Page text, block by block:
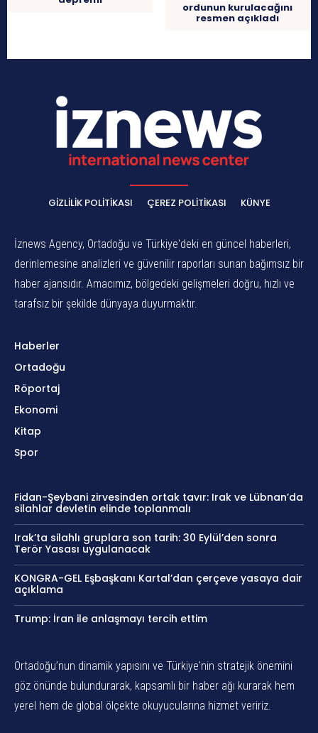
ordunun kurulacağını
resmen açıkladı
GIZLILIK POLITIKASI ÇEREZ POLITIKASI KÜNYE
İznews Agency, Ortadoğu ve Türkiye'deki en güncel haberleri,
derinlemesine analizleri ve güvenilir raporları sunan bağımsız bir
haber ajansıdır. Amacımız, bölgedeki gelişmeleri doğru, hızlı ve
tarafsız bir şekilde dünyaya duyurmaktır.
Haberler
Ortadoğu
Röportaj
Ekonomi
Kitap
Spor
Fidan-Şeybani zirvesinden ortak tavır: Irak ve Lübnan’da
silahlar devletin elinde toplanmalı
Irak’ta silahlı gruplara son tarih: 30 Eylül’den sonra
Terör Yasası uygulanacak
KONGRA-GEL Eşbaşkanı Kartal’dan çerçeve yasaya dair
açıklama
Trump: İran ile anlaşmayı tercih ettim
Ortadoğu’nun dinamik yapısını ve Türkiye'nin stratejik önemini
göz önünde bulundurarak, kapsamlı bir haber ağı kurarak hem
yerel hem de global ölçekte okuyucularına hizmet veririz.